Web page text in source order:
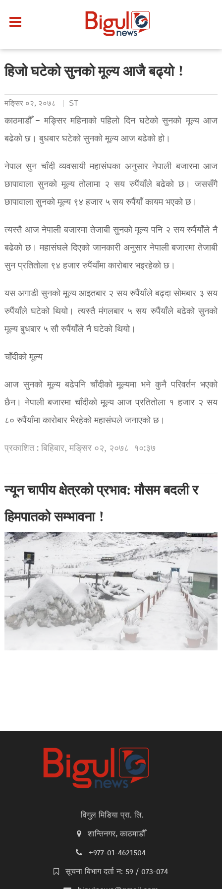
हिजो घटेको सुनको मूल्य आजै बढ्यो !
मङि्सर ०२, २०७८ ST
काठमाडौँ – मङ्सिर महिनाको पहिलो दिन घटेको सुनको मूल्य आज
बढेको छ। बुधबार घटेको सुनको मूल्य आज बढेको हो।
नेपाल सुन चाँदी व्यवसायी महासंघका अनुसार नेपाली बजारमा आज
छापावाला सुनको मूल्य तोलामा २ सय रुपैंयाँले बढेको छ। जससँगै
छापावाला सुनको मूल्य ९४ हजार ५ सय रुपैंयाँ कायम भएको छ।
त्यस्तै आज नेपाली बजारमा तेजाबी सुनको मूल्य पनि २ सय रुपैंयाँले नै
बढेको छ। महासंघले दिएको जानकारी अनुसार नेपाली बजारमा तेजाबी
सुन प्रतितोला ९४ हजार रुपैंयाँमा कारोबार भइरहेको छ।
यस अगाडी सुनको मूल्य आइतबार २ सय रुपैंयाँले बढ्दा सोमबार ३ सय
रुपैंयाँले घटेको थियो। त्यस्तै मंगलबार ५ सय रुपैंयाँले बढेको सुनको
मूल्य बुधबार ५ सौ रुपैंयाँले नै घटेको थियो।
चाँदीको मूल्य
आज सुनको मूल्य बढेपनि चाँदीको मूल्यमा भने कुनै परिवर्तन भएको
छैन। नेपाली बजारमा चाँदीको मूल्य आज प्रतितोला १ हजार २ सय
८० रुपैंयाँमा कारोबार भैरहेको महासंघले जनाएको छ।
प्रकाशित : बिहिबार, मङि्सर ०२, २०७८ १०:३७
न्यून चापीय क्षेत्रको प्रभाव: मौसम बदली र
हिमपातको सम्भावना !
विगुल मिडिया प्रा. लि.
शान्तिनगर, काठमाडौँ
+977-01-4621504
सूचना बिभाग दर्ता न: 59 / 073-074